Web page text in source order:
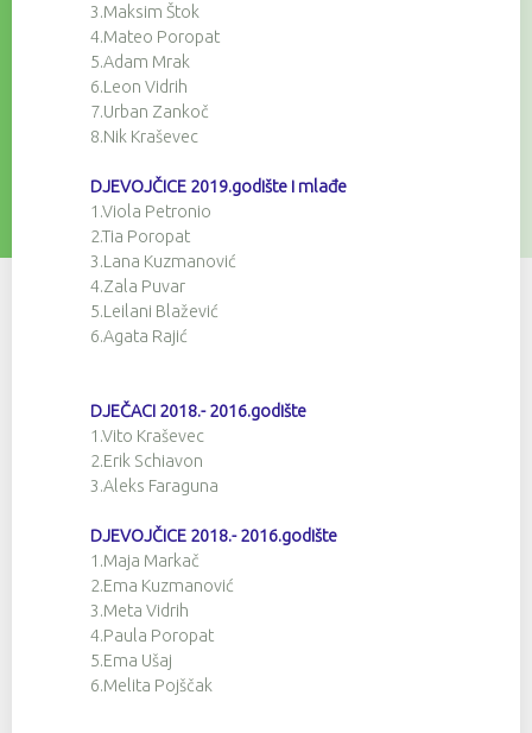
3.Maksim Štok
4.Mateo Poropat
5.Adam Mrak
6.Leon Vidrih
7.Urban Zankoč
8.Nik Kraševec
DJEVOJČICE 2019.godište i mlađe
1.Viola Petronio
2.Tia Poropat
3.Lana Kuzmanović
4.Zala Puvar
5.Leilani Blažević
6.Agata Rajić
DJEČACI 2018.- 2016.godište
1.Vito Kraševec
2.Erik Schiavon
3.Aleks Faraguna
DJEVOJČICE 2018.- 2016.godište
1.Maja Markač
2.Ema Kuzmanović
3.Meta Vidrih
4.Paula Poropat
5.Ema Ušaj
6.Melita Pojščak